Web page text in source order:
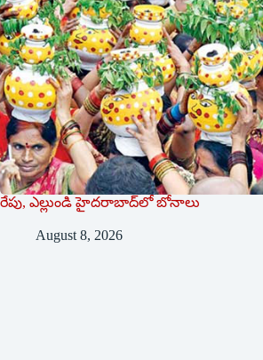
రేపు, ఎల్లుండి హైదరాబాద్‌లో ‌బోనాలు
August 8, 2026